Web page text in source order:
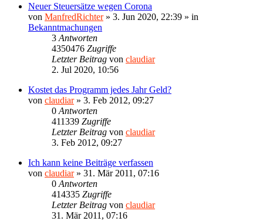
Neuer Steuersätze wegen Corona
von ManfredRichter» 3. Jun 2020, 22:39 » in
Bekanntmachungen
3 Antworten
4350476 Zugriffe
Letzter Beitrag von claudiar
2. Jul 2020, 10:56
Kostet das Programm jedes Jahr Geld?
von claudiar» 3. Feb 2012, 09:27
0 Antworten
411339 Zugriffe
Letzter Beitrag von claudiar
3. Feb 2012, 09:27
Ich kann keine Beiträge verfassen
von claudiar» 31. Mär 2011, 07:16
0 Antworten
414335 Zugriffe
Letzter Beitrag von claudiar
31. Mär 2011, 07:16